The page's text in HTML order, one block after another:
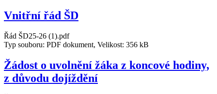
Vnitřní řád ŠD
Řád ŠD25-26 (1).pdf
Typ souboru: PDF dokument, Velikost: 356 kB
Žádost o uvolnění žáka z koncové hodiny,
z důvodu dojíždění